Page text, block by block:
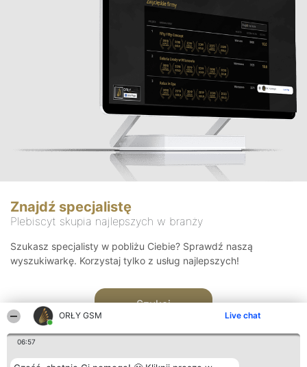
ORŁY GSM Live chat
06:57
Znajdź specjalistę
Plebiscyt skupia najlepszych w branży
Szukasz specjalisty w pobliżu Ciebie? Sprawdź naszą
wyszukiwarkę. Korzystaj tylko z usług najlepszych!
Szukaj